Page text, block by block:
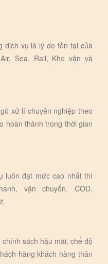
dịch vụ là lý do tồn tại của
Sea, Rail, Kho vận và
xử lí chuyên nghiệp theo
hoàn thành trong thời gian
luôn đạt mức cao nhất thì
vận chuyển, COD,
sách hậu mãi, chế độ
hàng khách hàng thân